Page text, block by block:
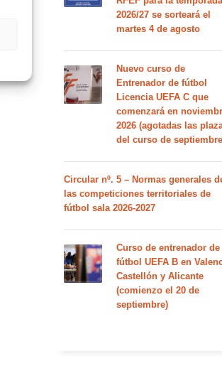
2026/27 se sorteará el
martes 4 de agosto
Nuevo curso de
Entrenador de fútbol
Licencia UEFA C que
comenzará en
2026 (agotadas las
del curso de
Circular nº. 5 – Normas generales
las competiciones territoriales de
fútbol sala 2026-2027
Curso de entrenador de
fútbol UEFA B en
Castellón y Alicante
(comienzo el 20 de
septiembre)